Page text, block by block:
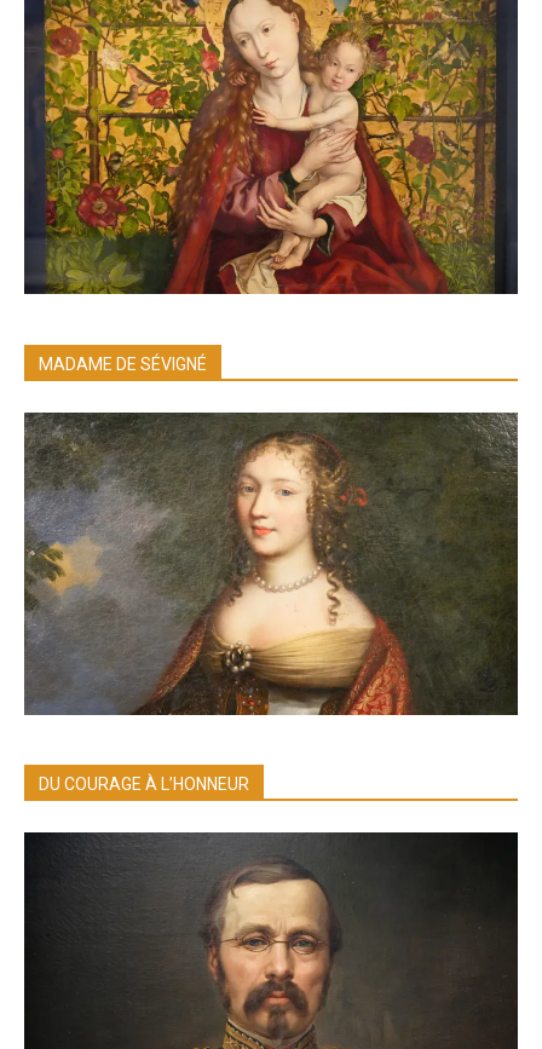
MADAME DE SÉVIGNÉ
DU COURAGE À L’HONNEUR